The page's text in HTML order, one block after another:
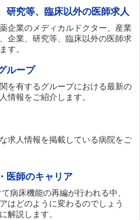
研究等、臨床以外の医師求人
企業のメディカルドクター、産業
企業、研究等、臨床以外の医師求
す。
ループ
を有するグループにおける最新の
情報をご紹介します。
求人情報を掲載している病院をご
医師のキャリア
病床機能の再編が行われる中、
はどのように変わるのでしょう
解説します。